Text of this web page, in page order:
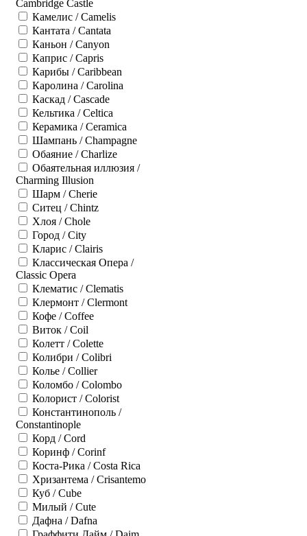
Cambridge Castle
Камелис / Camelis
Кантата / Cantata
Каньон / Canyon
Каприс / Capris
Карибы / Caribbean
Каролина / Carolina
Каскад / Cascade
Кельтика / Celtica
Керамика / Ceramica
Шампань / Champagne
Обаяние / Charlize
Обаятельная иллюзия /
Charming Illusion
Шарм / Cherie
Ситец / Chintz
Хлоя / Chole
Город / City
Кларис / Clairis
Классическая Опера /
Classic Opera
Клематис / Clematis
Клермонт / Clermont
Кофе / Coffee
Виток / Coil
Колетт / Colette
Колибри / Colibri
Колье / Collier
Коломбо / Colombo
Колорист / Colorist
Константинополь /
Constantinople
Корд / Cord
Коринф / Corinf
Коста-Рика / Costa Rica
Хризантема / Crisantemo
Куб / Cube
Милый / Cute
Дафна / Dafna